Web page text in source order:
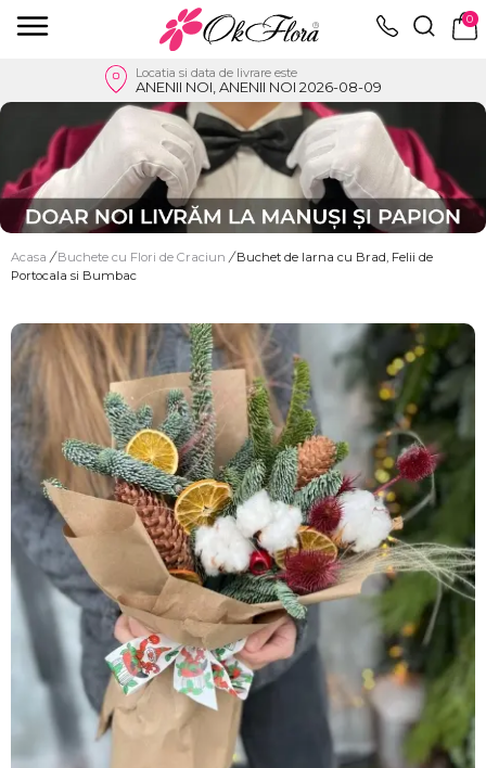
0
Locatia si data de livrare este
ANENII NOI, ANENII NOI 2026-08-09
Acasa / Buchete cu Flori de Craciun / Buchet de Iarna cu Brad, Felii de
Portocala si Bumbac